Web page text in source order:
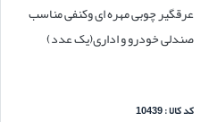
عرقگیر چوبی مهره ای وکنفی مناسب
صندلی خودرو و اداری(یک عدد)
کد کالا : 10439